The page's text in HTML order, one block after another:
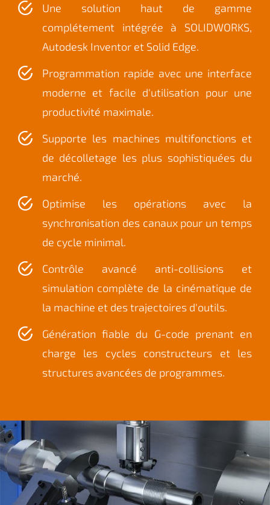
Une solution haut de gamme
complétement intégrée à SOLIDWORKS,
Autodesk Inventor et Solid Edge.
Programmation rapide avec une interface
moderne et facile d'utilisation pour une
productivité maximale.
Supporte les machines multifonctions et
de décolletage les plus sophistiquées du
marché.
Optimise les opérations avec la
synchronisation des canaux pour un temps
de cycle minimal.
Contrôle avancé anti-collisions et
simulation complète de la cinématique de
la machine et des trajectoires d'outils.
Génération fiable du G-code prenant en
charge les cycles constructeurs et les
structures avancées de programmes.